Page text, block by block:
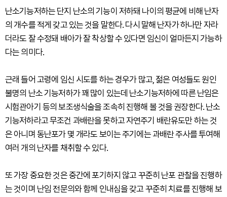
난소기능저하는 단지 난소의 기능이 저하돼 나이의 평균에 비해 난자
의 개수를 적게 갖고 있는 것을 말한다. 다시 말해 난자가 하나만 자라
더라도 잘 수정돼 배아가 잘 착상할 수 있다면 임신이 얼마든지 가능하
다는 의미다.
근래 들어 고령에 임신 시도를 하는 경우가 많고, 젊은 여성들도 원인
불명의 난소 기능저하가 꽤 많이 있는데 난소기능저하에 따른 난임은
시험관아기 등의 보조생식술을 조속히 진행해 볼 것을 권장한다. 난소
기능저하라고 무조건 과배란을 못하고 자연주기 배란유도만 하는 것
은 아니며 동난포가 몇 개라도 보이는 주기에는 과배란 주사를 투여해
여러 개의 난자를 채취할 수 있다.
또 가장 중요한 것은 중간에 포기하지 않고 꾸준히 난포 관찰을 진행하
는 것이며 난임 전문의와 함께 인내심을 갖고 꾸준히 치료를 진행해 보